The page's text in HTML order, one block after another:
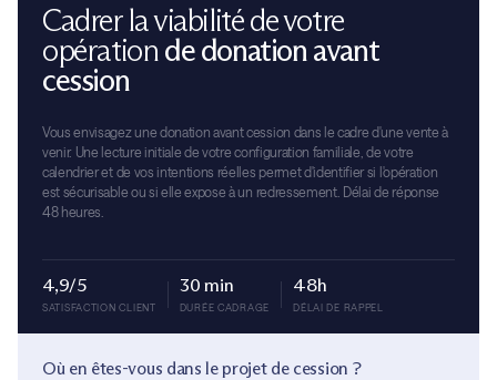
Cadrer la viabilité de votre
opérationde donation avant
cession
Vous envisagez une donation avant cession dans le cadre d'une vente à
venir. Une lecture initiale de votre configuration familiale, de votre
calendrier et de vos intentions réelles permet d'identifier si l'opération
est sécurisable ou si elle expose à un redressement. Délai de réponse
48 heures.
4,9/5
SATISFACTION CLIENT
30 min
DURÉE CADRAGE
48h
DÉLAI DE RAPPEL
Où en êtes-vous dans le projet de cession ?